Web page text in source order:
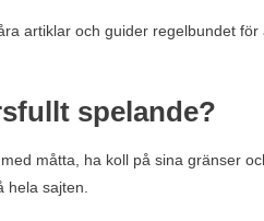
artiklar och guider regelbundet
spelande?
måtta, ha koll på sina gränser
hela sajten.